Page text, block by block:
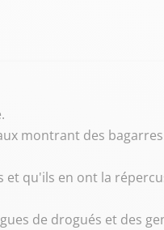
montrant des
et qu'ils en ont la
de drogués et des